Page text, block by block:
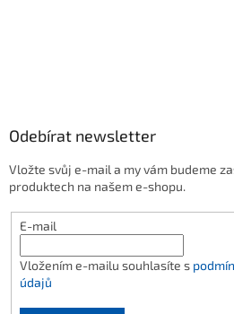
Odebírat newsletter
Vložte svůj e-mail a my vám budeme
produktech na našem e-shopu.
E-mail
Vložením e-mailu souhlasíte s
údajů